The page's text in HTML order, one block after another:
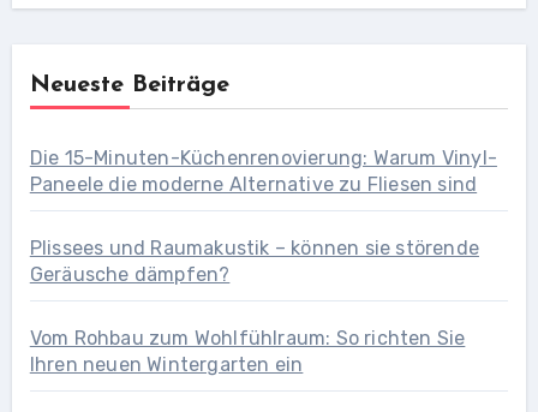
Neueste Beiträge
Die 15-Minuten-Küchenrenovierung: Warum Vinyl-
Paneele die moderne Alternative zu Fliesen sind
Plissees und Raumakustik – können sie störende
Geräusche dämpfen?
Vom Rohbau zum Wohlfühlraum: So richten Sie
Ihren neuen Wintergarten ein